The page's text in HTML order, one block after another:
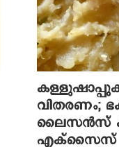
വിതരണം;
ലൈസന്‍സ്
എക്‌സൈസ്